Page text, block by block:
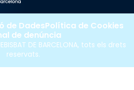
DE BARCELONA, tots els drets
reservats.
de DadesPolítica de Cookies
de denúncia